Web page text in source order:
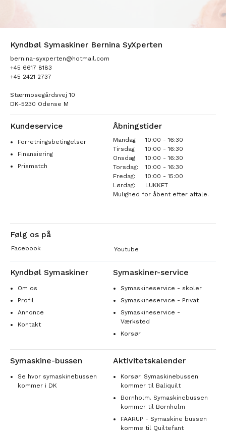
Kyndbøl Symaskiner Bernina SyXperten
bernina-syxperten@hotmail.com
+45 6617 8183
+45 2421 2737
Stærmosegårdsvej 10
DK-5230 Odense M
Kundeservice
Forretningsbetingelser
Finansiering
Prismatch
Åbningstider
Mandag
10:00 - 16:30
Tirsdag
10:00 - 16:30
Onsdag
10:00 - 16:30
Torsdag:
10:00 - 16:30
Fredag:
10:00 - 15:00
Lørdag:
LUKKET
Mulighed for åbent efter aftale.
Følg os på
Facebook Youtube
Kyndbøl Symaskiner
Om os
Profil
Annonce
Kontakt
Symaskiner-service
Symaskineservice - skoler
Symaskineservice - Privat
Symaskineservice -
Værksted
Korsør
Symaskine-bussen
Se hvor symaskinebussen
kommer i DK
Aktivitetskalender
Korsør. Symaskinebussen
kommer til Baliquilt
Bornholm. Symaskinebussen
kommer til Bornholm
FAARUP - Symaskine bussen
komme til Quiltefant